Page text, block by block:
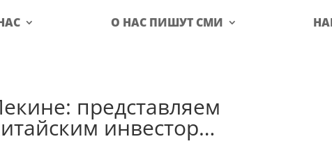
О НАС ПИШУТ СМИ
представляем
инвестор…